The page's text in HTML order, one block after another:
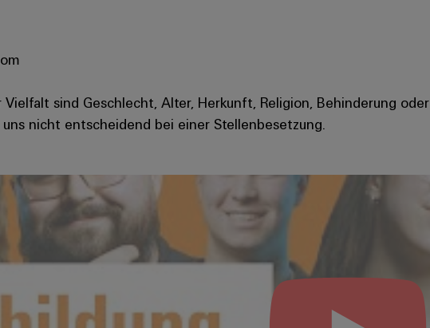
Vielfalt sind Geschlecht, Alter, Herkunft, Religion, Behinderung oder
nicht entscheidend bei einer Stellenbesetzung.